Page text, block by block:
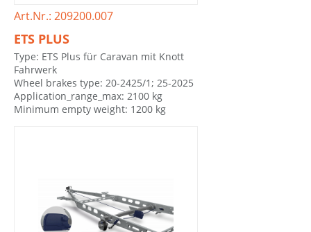
Art.Nr.: 209200.007
ETS PLUS
Type: ETS Plus für Caravan mit Knott
Fahrwerk
Wheel brakes type: 20-2425/1; 25-2025
Application_range_max: 2100 kg
Minimum empty weight: 1200 kg